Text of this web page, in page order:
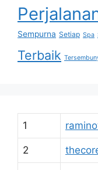
Sempurna Setiap Spa
Terbaik
1
2